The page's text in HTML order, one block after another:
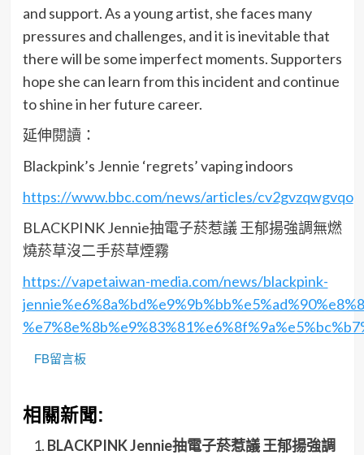
and support. As a young artist, she faces many
pressures and challenges, and it is inevitable that
there will be some imperfect moments. Supporters
hope she can learn from this incident and continue
to shine in her future career.
延伸閱讀：
Blackpink’s Jennie ‘regrets’ vaping indoors
https://www.bbc.com/news/articles/cv2gvzqwgvqo
BLACKPINK Jennie抽電子菸惹議 王郁揚強調無燃
燒菸草沒二手菸草煙霧
https://vapetaiwan-media.com/news/blackpink-
FB留言板
相關新聞:
BLACKPINK Jennie抽電子菸惹議 王郁揚強調